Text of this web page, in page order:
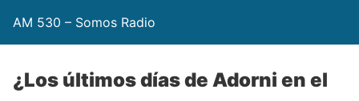
AM 530 – Somos Radio
¿Los últimos días de Adorni en el